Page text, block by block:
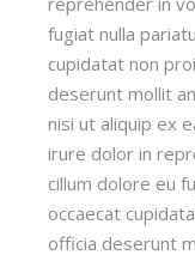
fugiat nulla
cupidatat non
deserunt mollit
nisi ut aliquip ex
irure dolor in
cillum dolore eu
occaecat
officia deserunt